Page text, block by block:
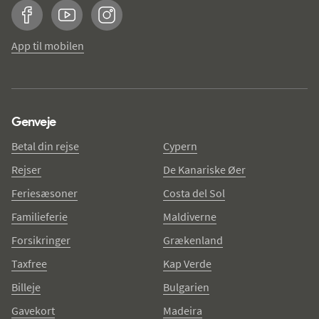
FacebookYouTubeInstagram
App til mobilen
Genveje
Betal din rejse
Rejser
Feriesæsoner
Familieferie
Forsikringer
Taxfree
Billeje
Gavekort
Cypern
De Kanariske Øer
Costa del Sol
Maldiverne
Grækenland
Kap Verde
Bulgarien
Madeira